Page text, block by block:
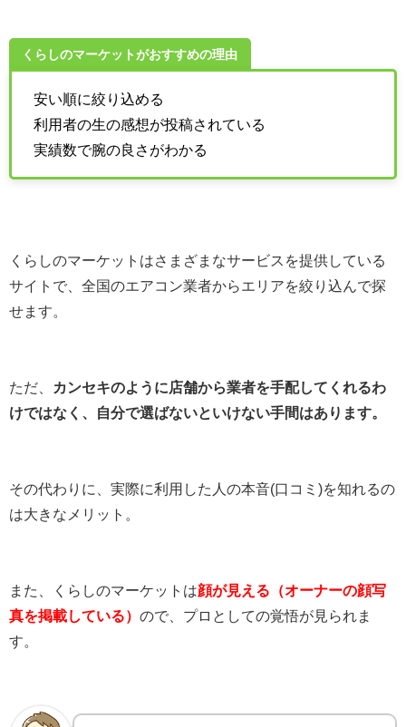
くらしのマーケットがおすすめの理由
安い順に絞り込める
利用者の生の感想が投稿されている
実績数で腕の良さがわかる
くらしのマーケットはさまざまなサービスを提供している
サイトで、全国のエアコン業者からエリアを絞り込んで探
せます。
ただ、
カンセキのように店舗から業者を手配してくれるわ
けではなく、自分で選ばないといけない手間はあります。
その代わりに、実際に利用した人の本音(口コミ)を知れるの
は大きなメリット。
また、くらしのマーケットは顔が見える（オーナーの顔写
真を掲載している） ので、プロとしての覚悟が見られま
す。